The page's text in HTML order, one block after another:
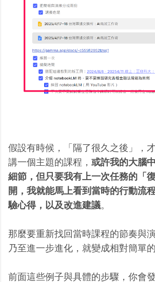
假設有時候，「隔了很久之後」，
講一個主題的課程， 或許我的大腦
細節，但只要我有上一次任務的「
開，我就能馬上看到當時的行動流
驗心得，以及改進建議。
那麼要重新找回當時課程的節奏與
乃至進一步進化，就變成相對簡單的
前面這些例子與具體的步驟，你會